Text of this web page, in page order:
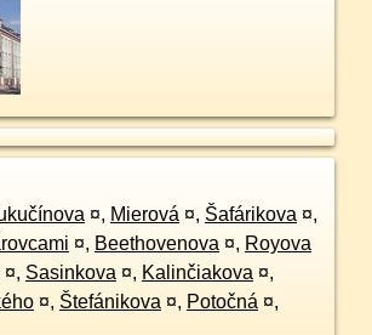
¤, Mierová ¤, Šafárikova ¤,
¤, Beethovenova ¤, Royova
¤, Sasinkova ¤, Kalinčiakova ¤,
¤, Štefánikova ¤, Potočná ¤,